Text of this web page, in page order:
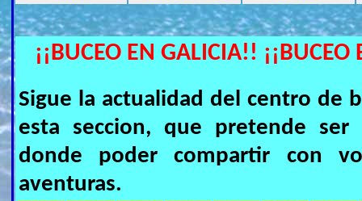
¡¡BUCEO EN GALICIA!!
Sigue la actualidad del centro de
esta seccion, que pretende
donde poder compartir con
aventuras.